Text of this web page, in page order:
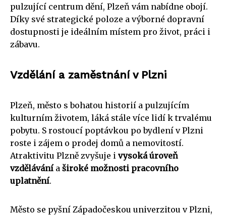
pulzující centrum dění, Plzeň vám nabídne obojí.
Díky své strategické poloze a výborné dopravní
dostupnosti je ideálním místem pro život, práci i
zábavu.
Vzdělání a zaměstnání v Plzni
Plzeň, město s bohatou historií a pulzujícím
kulturním životem, láká stále více lidí k trvalému
pobytu. S rostoucí poptávkou po bydlení v Plzni
roste i zájem o prodej domů a nemovitostí.
Atraktivitu Plzně zvyšuje i vysoká úroveň
vzdělávánía široké možnosti pracovního
uplatnění.
Město se pyšní Západočeskou univerzitou v Plzni,